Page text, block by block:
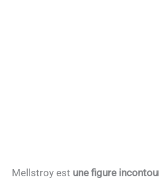
Mellstroy est une figure